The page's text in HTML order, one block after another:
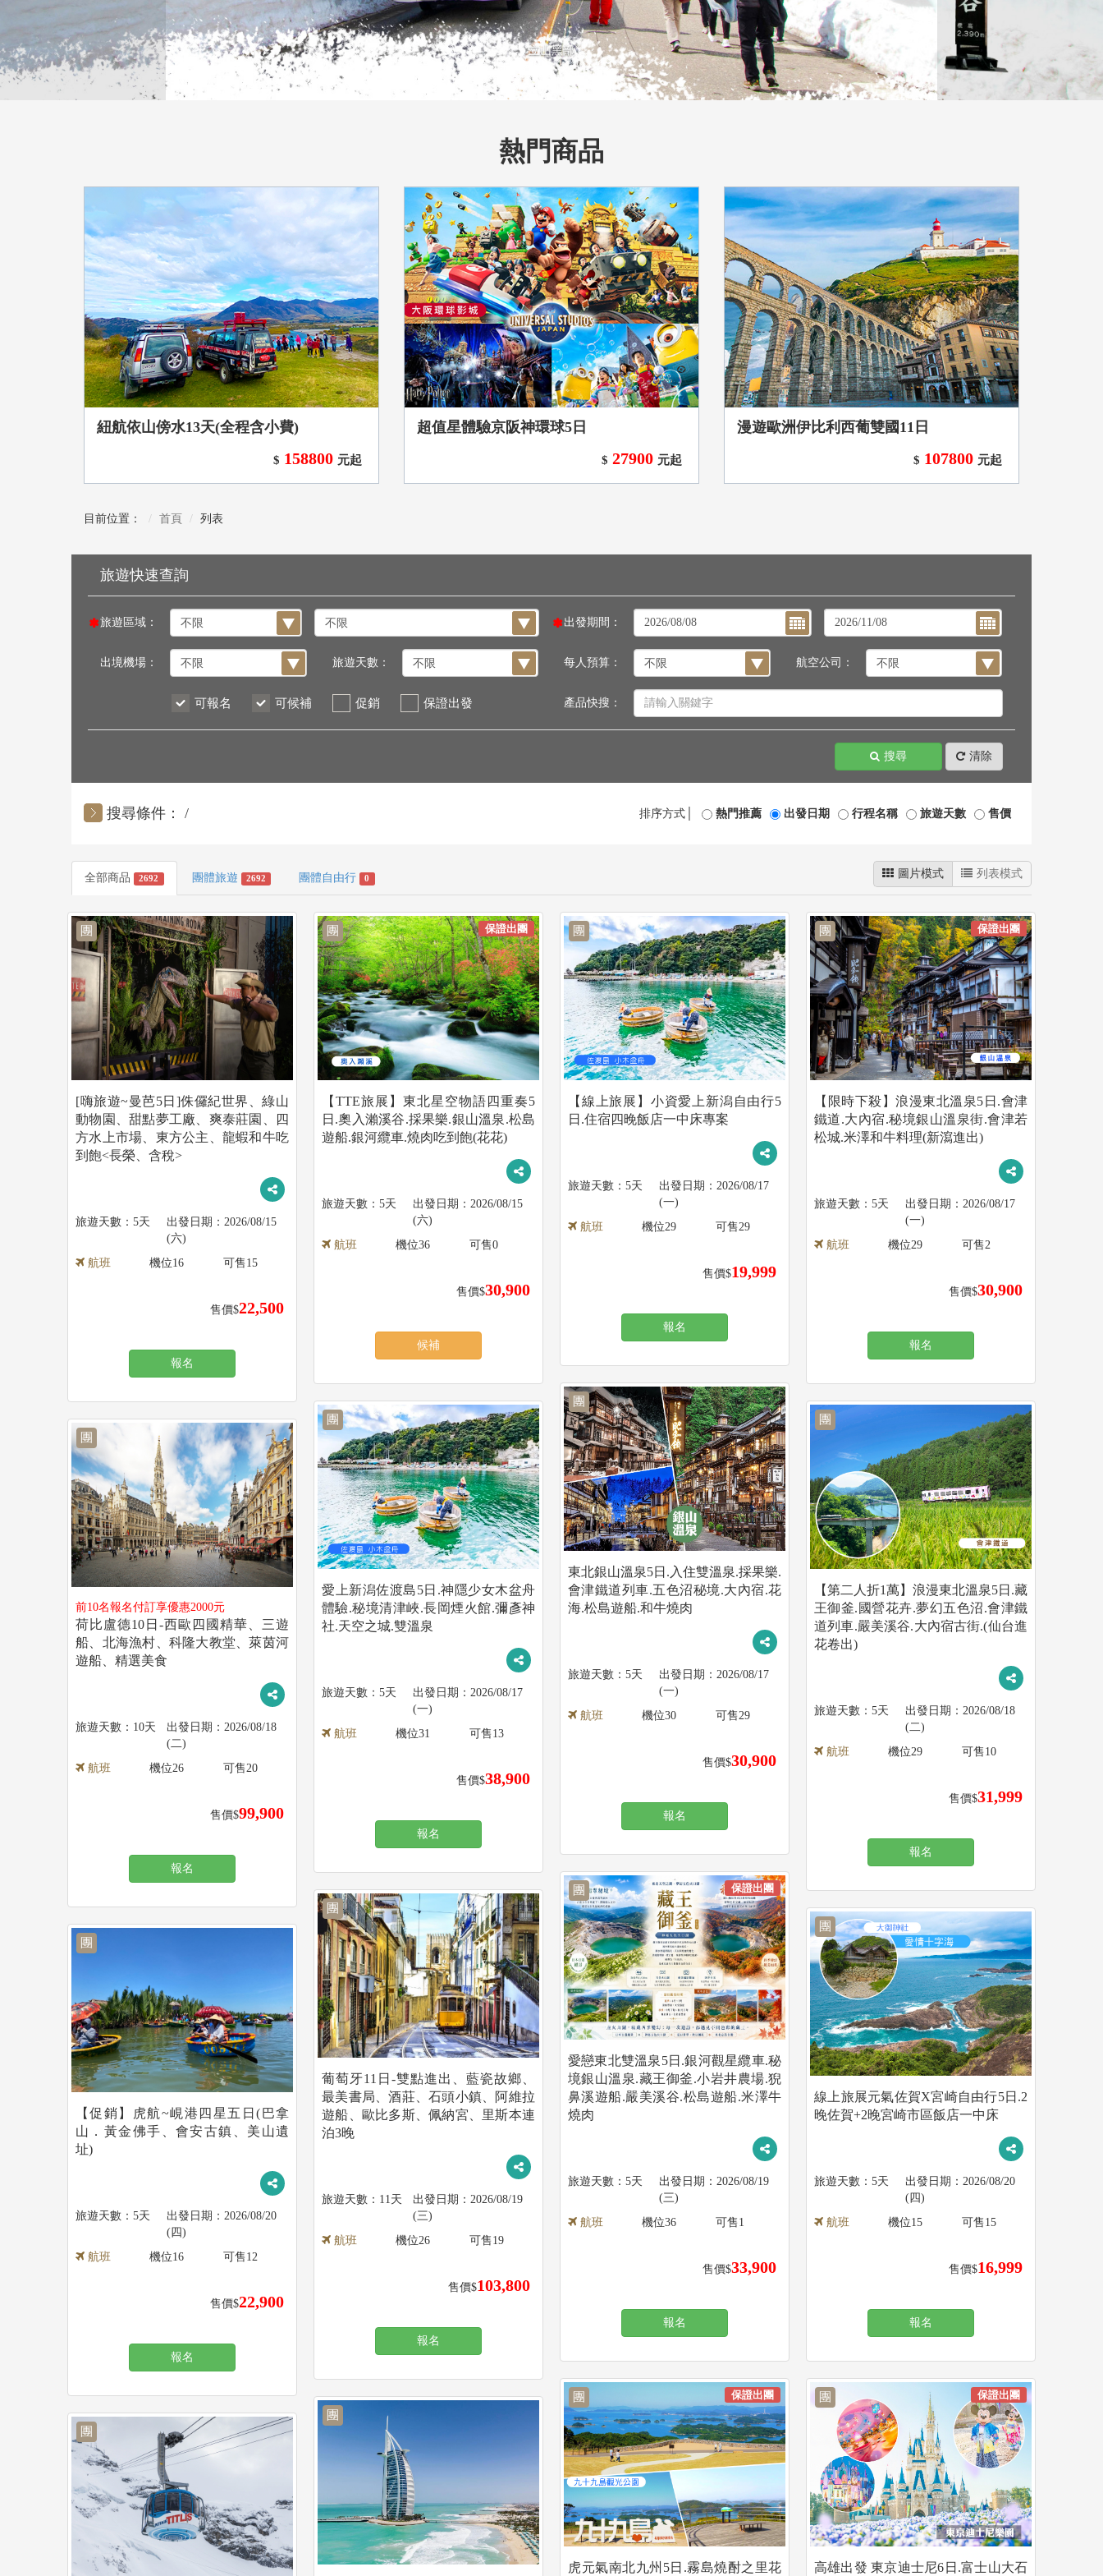
立山黑部
熱門商品
紐航依山傍水13天(全程含小費)
$ 158800 元起
超值星體驗京阪神環球5日
$ 27900 元起
漫遊歐洲伊比利西葡雙國11日
$ 107800 元起
目前位置： 首頁 列表
旅遊區域： 出發期間：
出境機場： 旅遊天數： 每人預算： 航空公司：
可報名 可候補 促銷 保證出發 產品快搜：
搜尋 清除
搜尋條件： 排序方式│ 熱門推薦 出發日期 行程名稱 旅遊天數 售價
全部商品 2692 團體旅遊 2692 團體自由行 0 圖片模式 列表模式
團
[嗨旅遊~曼芭5日]侏儸紀世界、綠山
動物園、甜點夢工廠、爽泰莊園、四
方水上市場、東方公主、龍蝦和牛吃
到飽<長榮、含稅>
5天
2026/08/15
(六)
航班
售價$22,500
機位16 可售15
報名
團
【TTE旅展】東北星空物語四重奏5
日.奧入瀨溪谷.採果樂.銀山溫泉.松島
遊船.銀河纜車.燒肉吃到飽(花花)
保證出團
5天
2026/08/15
(六)
航班
售價$30,900
機位36 可售0
候補
團
【線上旅展】小資愛上新潟自由行5
日.住宿四晚飯店一中床專案
5天
2026/08/17
(一)
航班
售價$19,999
機位29 可售29
報名
團
【限時下殺】浪漫東北溫泉5日.會津
鐵道.大內宿.秘境銀山溫泉街.會津若
松城.米澤和牛料理(新瀉進出)
保證出團
5天
2026/08/17
(一)
航班
售價$30,900
機位29 可售2
報名
團
東北銀山溫泉5日.入住雙溫泉.採果樂.
會津鐵道列車.五色沼秘境.大內宿.花
海.松島遊船.和牛燒肉
5天
2026/08/17
(一)
航班
售價$30,900
機位30 可售29
報名
團
愛上新潟佐渡島5日.神隱少女木盆舟
體驗.秘境清津峽.長岡煙火館.彌彥神
社.天空之城.雙溫泉
5天
2026/08/17
(一)
航班
售價$38,900
機位31 可售13
報名
團
【第二人折1萬】浪漫東北溫泉5日.藏
王御釜.國營花卉.夢幻五色沼.會津鐵
道列車.嚴美溪谷.大內宿古街.(仙台進
花卷出)
5天
2026/08/18
(二)
航班
售價$31,999
機位29 可售10
報名
團
前10名報名付訂享優惠2000元
荷比盧德10日-西歐四國精華、三遊
船、北海漁村、科隆大教堂、萊茵河
遊船、精選美食
10天
2026/08/18
(二)
航班
售價$99,900
機位26 可售20
報名
團
愛戀東北雙溫泉5日.銀河觀星纜車.秘
境銀山溫泉.藏王御釜.小岩井農場.猊
鼻溪遊船.嚴美溪谷.松島遊船.米澤牛
燒肉
保證出團
5天
2026/08/19
(三)
航班
售價$33,900
機位36 可售1
報名
團
葡萄牙11日-雙點進出、藍瓷故鄉、
最美書局、酒莊、石頭小鎮、阿維拉
遊船、歐比多斯、佩納宮、里斯本連
泊3晚
11天
2026/08/19
(三)
航班
售價$103,800
機位26 可售19
報名
團
線上旅展元氣佐賀X宮崎自由行5日.2
晚佐賀+2晚宮崎市區飯店一中床
5天
2026/08/20
(四)
航班
售價$16,999
機位15 可售15
報名
團
【促銷】虎航~峴港四星五日(巴拿
山．黃金佛手、會安古鎮、美山遺
址)
5天
2026/08/20
(四)
航班
售價$22,900
機位16 可售12
報名
團
虎元氣南北九州5日.霧島燒酎之里花
保證出團 團
高雄出發 東京迪士尼6日.富士山大石
保證出團
團
團